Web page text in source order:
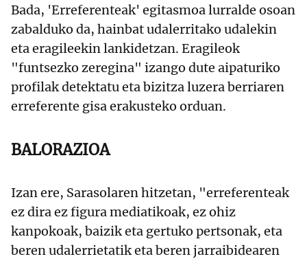
Bada, 'Erreferenteak' egitasmoa lurralde osoan
zabalduko da, hainbat udalerritako udalekin
eta eragileekin lankidetzan. Eragileok
"funtsezko zeregina" izango dute aipaturiko
profilak detektatu eta bizitza luzera berriaren
erreferente gisa erakusteko orduan.
BALORAZIOA
Izan ere, Sarasolaren hitzetan, "erreferenteak
ez dira ez figura mediatikoak, ez ohiz
kanpokoak, baizik eta gertuko pertsonak, eta
beren udalerrietatik eta beren jarraibidearen